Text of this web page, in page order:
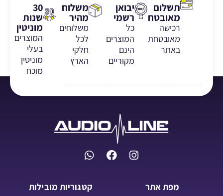
תשלום
מאובטח
רכישה
מאובטחת
באתר
יבואן
רשמי
כל
המוצרים
הינם
מקוריים
משלוח
מהיר
משלוחים
לכל
חלקי
הארץ
30
שנות
מוניטין
המוצרים
בעלי
מוניטין
מוכח
מפת אתר קטגוריות מובילות